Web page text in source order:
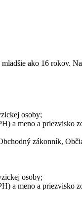
mladšie ako 16 rokov.
osoby;
a meno a priezvisko
zákonník,
osoby;
a meno a priezvisko